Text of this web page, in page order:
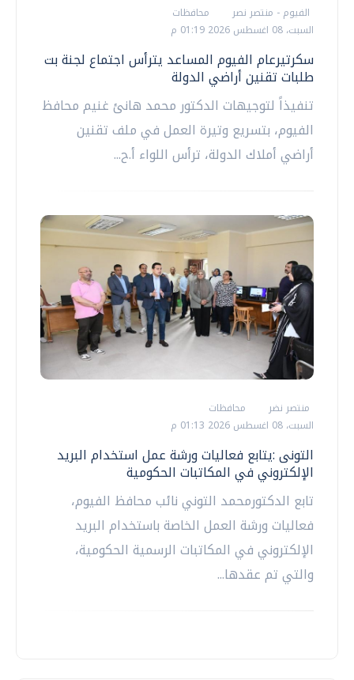
الفيوم - منتصر نصر
محافظات
السبت، 08 اغسطس 2026 01:19 م
سكرتيرعام الفيوم المساعد يترأس اجتماع لجنة بت
طلبات تقنين أراضي الدولة
تنفيذاً لتوجيهات الدكتور محمد هانئ غنيم محافظ
الفيوم، بتسريع وتيرة العمل في ملف تقنين
أراضي أملاك الدولة، ترأس اللواء أ.ح...
منتصر نضر
محافظات
السبت، 08 اغسطس 2026 01:13 م
التونى :يتابع فعاليات ورشة عمل استخدام البريد
الإلكتروني في المكاتبات الحكومية
تابع الدكتورمحمد التوني نائب محافظ الفيوم،
فعاليات ورشة العمل الخاصة باستخدام البريد
الإلكتروني في المكاتبات الرسمية الحكومية،
والتي تم عقدها...